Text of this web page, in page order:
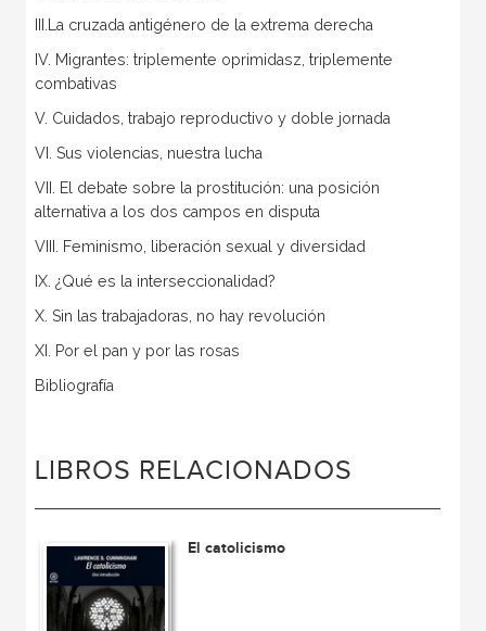
III.La cruzada antigénero de la extrema derecha
IV. Migrantes: triplemente oprimidasz, triplemente
combativas
V. Cuidados, trabajo reproductivo y doble jornada
VI. Sus violencias, nuestra lucha
VII. El debate sobre la prostitución: una posición
alternativa a los dos campos en disputa
VIII. Feminismo, liberación sexual y diversidad
IX. ¿Qué es la interseccionalidad?
X. Sin las trabajadoras, no hay revolución
XI. Por el pan y por las rosas
Bibliografía
LIBROS RELACIONADOS
El catolicismo